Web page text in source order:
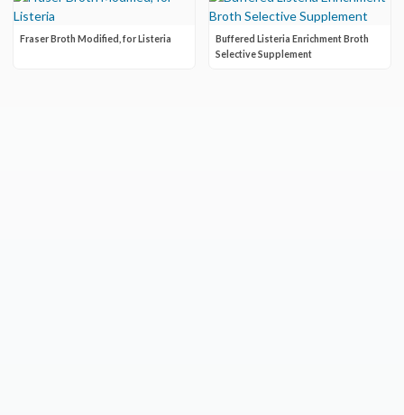
Fraser Broth Modified, for Listeria
Buffered Listeria Enrichment Broth
Selective Supplement